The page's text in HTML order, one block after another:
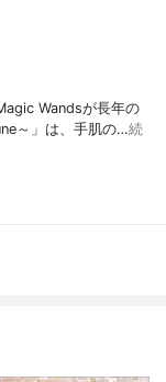
Wandsが長年の
～」は、手肌の…続